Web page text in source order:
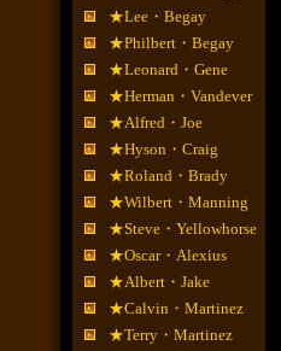
★Lee・Begay
★Philbert・Begay
★Leonard・Gene
★Herman・Vandever
★Alfred・Joe
★Hyson・Craig
★Roland・Brady
★Wilbert・Manning
★Steve・Yellowhorse
★Oscar・Alexius
★Albert・Jake
★Calvin・Martinez
★Terry・Martinez